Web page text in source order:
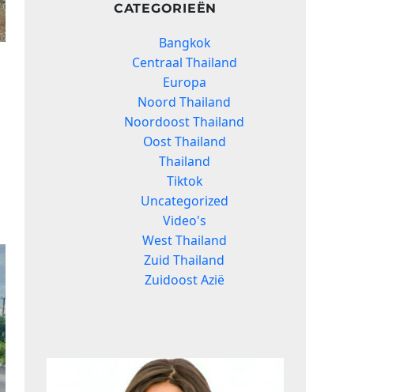
CATEGORIEËN
Bangkok
Centraal Thailand
Europa
Noord Thailand
Noordoost Thailand
Oost Thailand
Thailand
Tiktok
Uncategorized
Video's
West Thailand
Zuid Thailand
Zuidoost Azië